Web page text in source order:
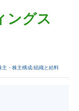
ングス
主・株主構成 組織と給料